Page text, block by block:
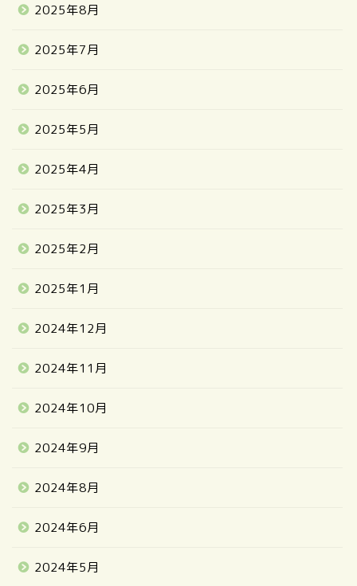
2025年8月
2025年7月
2025年6月
2025年5月
2025年4月
2025年3月
2025年2月
2025年1月
2024年12月
2024年11月
2024年10月
2024年9月
2024年8月
2024年6月
2024年5月